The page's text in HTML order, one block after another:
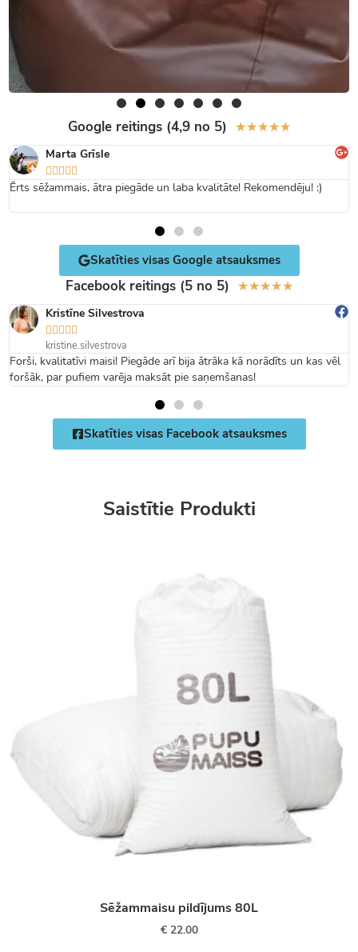
Google reitings (4,9 no 5) ★★★★★
Marta Grīsle
    
Ērts sēžammais, ātra piegāde un laba kvalitāte! Rekomendēju! :)
Skatīties visas Google atsauksmes
Facebook reitings (5 no 5) ★★★★★
Kristīne Silvestrova
    
kristine.silvestrova
Forši, kvalitatīvi maisi! Piegāde arī bija ātrāka kā norādīts un kas vēl
foršāk, par pufiem varēja maksāt pie saņemšanas!
Skatīties visas Facebook atsauksmes
Saistītie Produkti
Sēžammaisu pildījums 80L
€22.00